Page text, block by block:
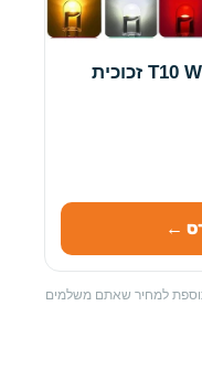
נורת LED לרכב T10 W5W Canbus זכוכית
←
תוספת למחיר שאתם משלמים